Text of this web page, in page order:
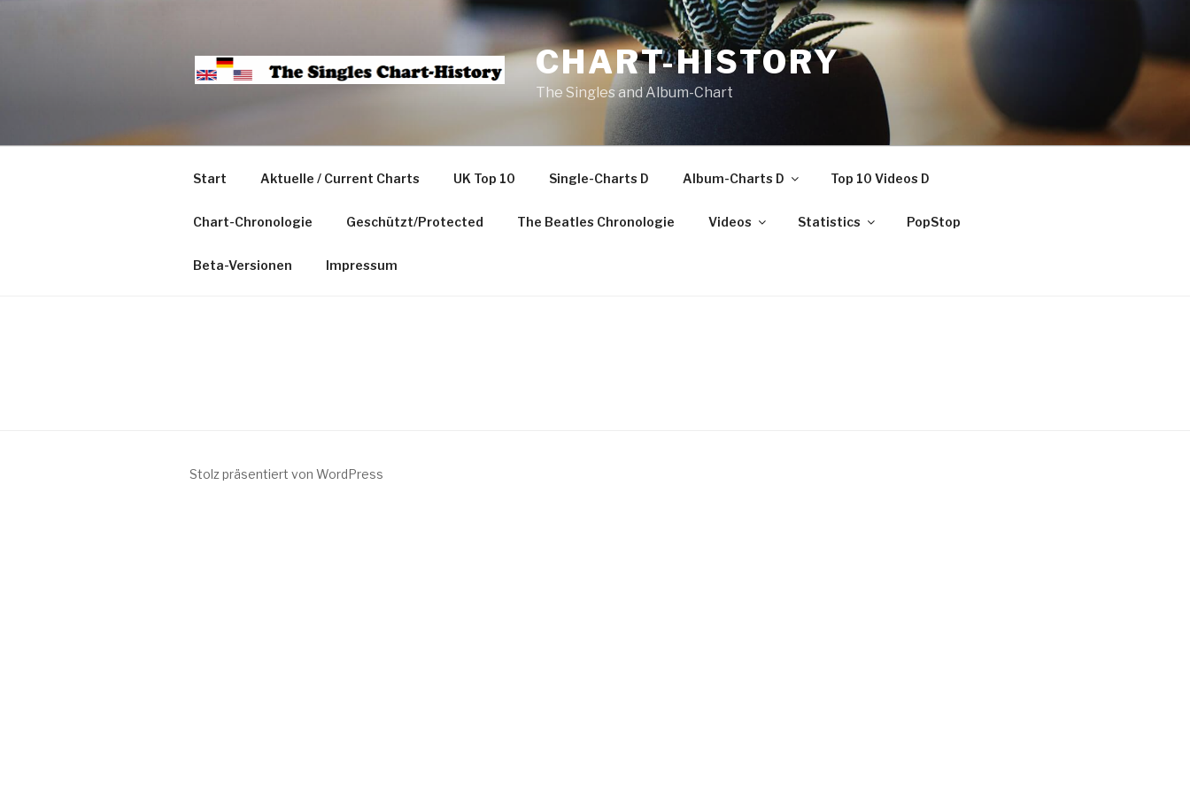
CHART-HISTORY
The Singles and Album-Chart
Start Aktuelle / Current Charts UK Top 10 Single-Charts D Album-Charts D Top 10 Videos D
Chart-Chronologie Geschützt/Protected The Beatles Chronologie Videos Statistics PopStop
Beta-Versionen Impressum
Stolz präsentiert von WordPress